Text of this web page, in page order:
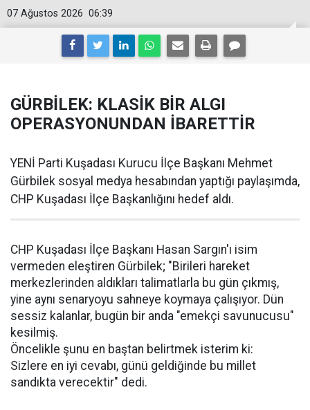
06:39
07 Ağustos 2026
GÜRBİLEK: KLASİK BİR ALGI
OPERASYONUNDAN İBARETTİR
YENİ Parti Kuşadası Kurucu İlçe Başkanı Mehmet
Gürbilek sosyal medya hesabından yaptığı paylaşımda,
CHP Kuşadası İlçe Başkanlığını hedef aldı.
CHP Kuşadası İlçe Başkanı Hasan Sargın'ı isim
vermeden eleştiren Gürbilek; "Birileri hareket
merkezlerinden aldıkları talimatlarla bu gün çıkmış,
yine aynı senaryoyu sahneye koymaya çalışıyor. Dün
sessiz kalanlar, bugün bir anda "emekçi savunucusu"
kesilmiş.
Öncelikle şunu en baştan belirtmek isterim ki:
Sizlere en iyi cevabı, günü geldiğinde bu millet
sandıkta verecektir" dedi.